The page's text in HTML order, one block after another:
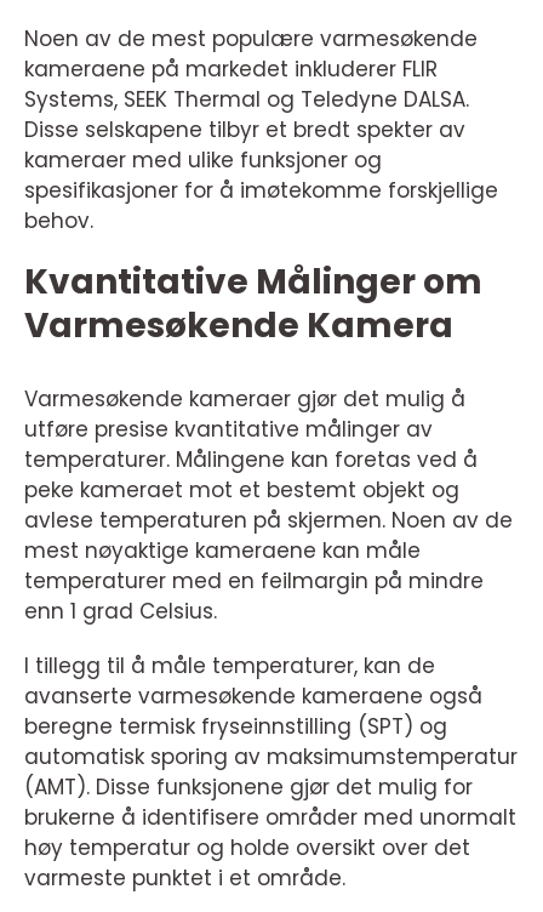
Noen av de mest populære varmesøkende
kameraene på markedet inkluderer FLIR
Systems, SEEK Thermal og Teledyne DALSA.
Disse selskapene tilbyr et bredt spekter av
kameraer med ulike funksjoner og
spesifikasjoner for å imøtekomme forskjellige
behov.
Kvantitative Målinger om
Varmesøkende Kamera
Varmesøkende kameraer gjør det mulig å
utføre presise kvantitative målinger av
temperaturer. Målingene kan foretas ved å
peke kameraet mot et bestemt objekt og
avlese temperaturen på skjermen. Noen av de
mest nøyaktige kameraene kan måle
temperaturer med en feilmargin på mindre
enn 1 grad Celsius.
I tillegg til å måle temperaturer, kan de
avanserte varmesøkende kameraene også
beregne termisk fryseinnstilling (SPT) og
automatisk sporing av maksimumstemperatur
(AMT). Disse funksjonene gjør det mulig for
brukerne å identifisere områder med unormalt
høy temperatur og holde oversikt over det
varmeste punktet i et område.